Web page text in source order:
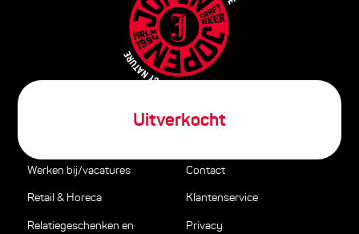
Uitverkocht
Werken bij/vacatures
Retail & Horeca
Relatiegeschenken en
Contact
Klantenservice
Privacy